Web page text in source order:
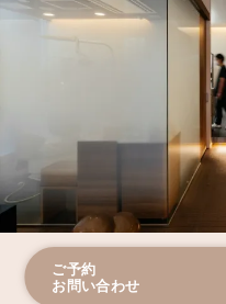
ご予約
お問い合わせ